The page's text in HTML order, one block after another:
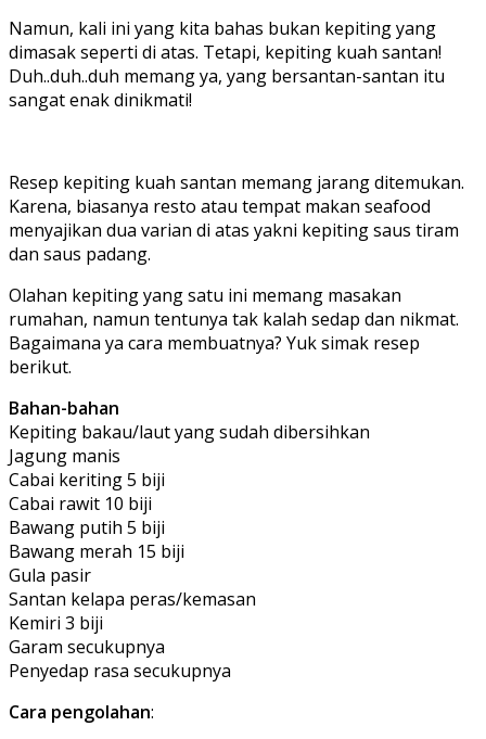
Namun, kali ini yang kita bahas bukan kepiting yang
dimasak seperti di atas. Tetapi, kepiting kuah santan!
Duh..duh..duh memang ya, yang bersantan-santan itu
sangat enak dinikmati!
Resep kepiting kuah santan memang jarang ditemukan.
Karena, biasanya resto atau tempat makan seafood
menyajikan dua varian di atas yakni kepiting saus tiram
dan saus padang.
Olahan kepiting yang satu ini memang masakan
rumahan, namun tentunya tak kalah sedap dan nikmat.
Bagaimana ya cara membuatnya? Yuk simak resep
berikut.
Bahan-bahan
Kepiting bakau/laut yang sudah dibersihkan
Jagung manis
Cabai keriting 5 biji
Cabai rawit 10 biji
Bawang putih 5 biji
Bawang merah 15 biji
Gula pasir
Santan kelapa peras/kemasan
Kemiri 3 biji
Garam secukupnya
Penyedap rasa secukupnya
Cara pengolahan: